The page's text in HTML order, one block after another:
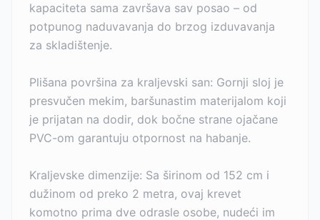
kapaciteta sama završava sav posao – od
potpunog naduvavanja do brzog izduvavanja
za skladištenje.
Plišana površina za kraljevski san: Gornji sloj je
presvučen mekim, baršunastim materijalom koji
je prijatan na dodir, dok bočne strane ojačane
PVC-om garantuju otpornost na habanje.
Kraljevske dimenzije: Sa širinom od 152 cm i
dužinom od preko 2 metra, ovaj krevet
komotno prima dve odrasle osobe, nudeći im